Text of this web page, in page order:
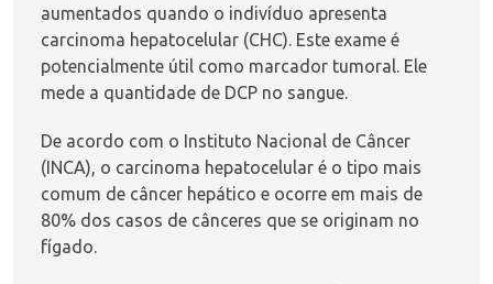
aumentados quando o indivíduo apresenta
carcinoma hepatocelular (CHC). Este exame é
potencialmente útil como marcador tumoral. Ele
mede a quantidade de DCP no sangue.
De acordo com o Instituto Nacional de Câncer
(INCA), o carcinoma hepatocelular é o tipo mais
comum de câncer hepático e ocorre em mais de
80% dos casos de cânceres que se originam no
fígado.